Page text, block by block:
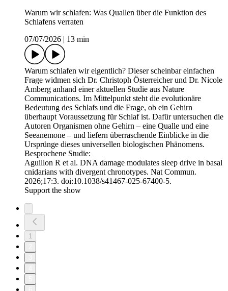
Warum wir schlafen: Was Quallen über die Funktion des
Schlafens verraten
07/07/2026 | 13 min
Warum schlafen wir eigentlich? Dieser scheinbar einfachen
Frage widmen sich Dr. Christoph Österreicher und Dr. Nicole
Amberg anhand einer aktuellen Studie aus Nature
Communications. Im Mittelpunkt steht die evolutionäre
Bedeutung des Schlafs und die Frage, ob ein Gehirn
überhaupt Voraussetzung für Schlaf ist. Dafür untersuchen die
Autoren Organismen ohne Gehirn – eine Qualle und eine
Seeanemone – und liefern überraschende Einblicke in die
Ursprünge dieses universellen biologischen Phänomens.
Besprochene Studie:
Aguillon R et al. DNA damage modulates sleep drive in basal
cnidarians with divergent chronotypes. Nat Commun.
2026;17:3. doi:10.1038/s41467-025-67400-5.
Support the show
1